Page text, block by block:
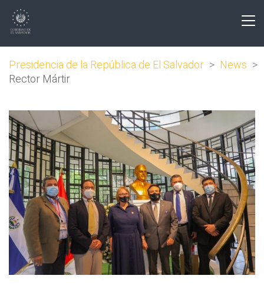
Presidencia de la República de El Salvador > News >
Rector Mártir